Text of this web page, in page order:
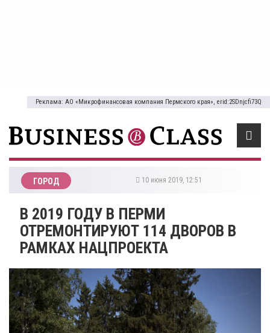
Реклама: АО «Микрофинансовая компания Пермского края», erid:2SDnjcfi73Q
ГОРОД 10 июня 2019, 12:51
В 2019 ГОДУ В ПЕРМИ
ОТРЕМОНТИРУЮТ 114 ДВОРОВ В
РАМКАХ НАЦПРОЕКТА